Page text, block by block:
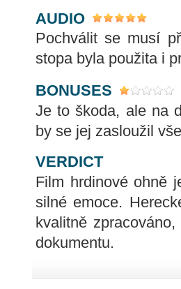
AUDIO
Pochválit se musí
stopa byla použita i
BONUSES
Je to škoda, ale na
by se jej zasloužil
VERDICT
Film hrdinové ohně
silné emoce.
kvalitně
dokumentu.